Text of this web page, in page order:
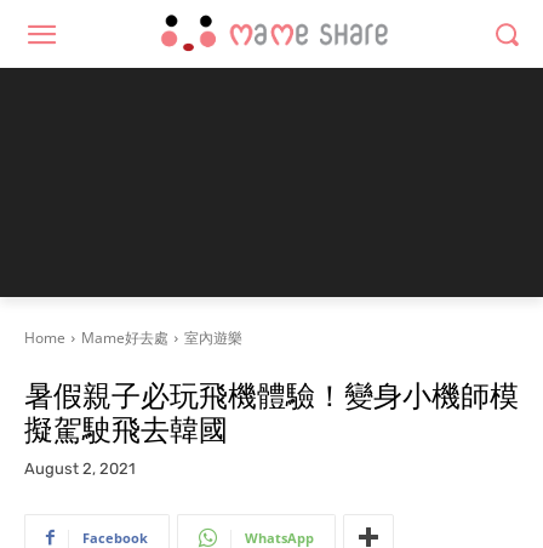
Home Mame好去處 室內遊樂
暑假親子必玩飛機體驗！變身小機師模
擬駕駛飛去韓國
August 2, 2021
Facebook WhatsApp